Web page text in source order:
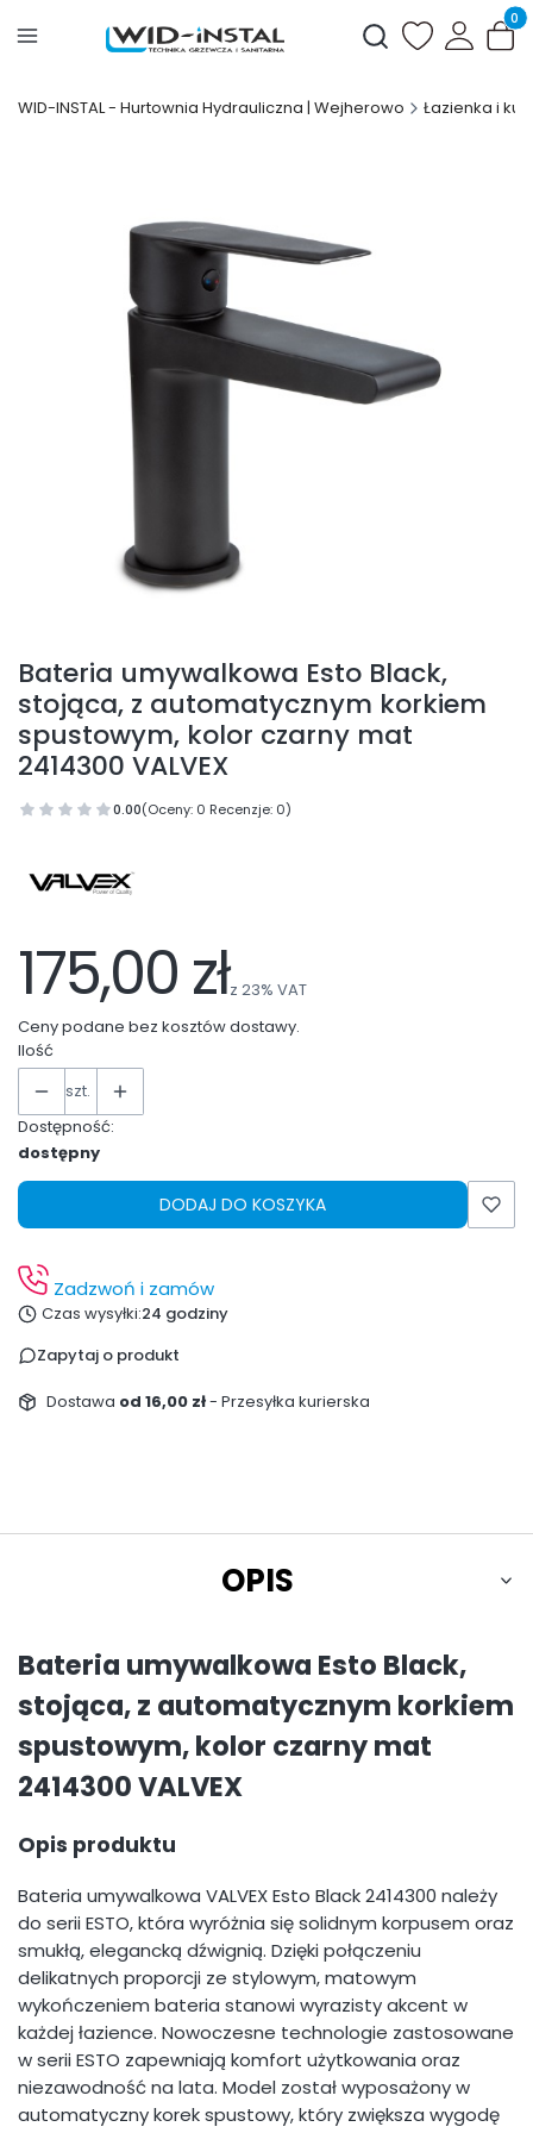
Otwórz
WID-INSTAL - Hurtownia Hydrauliczna | Wejherowo Łazienka i
Bateria umywalkowa Esto Black,
stojąca, z automatycznym korkiem
spustowym, kolor czarny mat
2414300 VALVEX
0.00(Oceny: 0 Recenzje: 0)
175,00 złz 23% VAT
Ceny podane bez kosztów dostawy.
Ilość
szt.
Dostępność:
dostępny
DODAJ DO KOSZYKA
Zadzwoń i zamów
Czas wysyłki:24 godziny
Zapytaj o produkt
Dostawa od 16,00 zł- Przesyłka kurierska
OPIS
Bateria umywalkowa Esto Black,
stojąca, z automatycznym korkiem
spustowym, kolor czarny mat
2414300 VALVEX
Opis produktu
Bateria umywalkowa VALVEX Esto Black 2414300 należy
do serii ESTO, która wyróżnia się solidnym korpusem oraz
smukłą, elegancką dźwignią. Dzięki połączeniu
delikatnych proporcji ze stylowym, matowym
wykończeniem bateria stanowi wyrazisty akcent w
każdej łazience. Nowoczesne technologie zastosowane
w serii ESTO zapewniają komfort użytkowania oraz
niezawodność na lata. Model został wyposażony w
automatyczny korek spustowy, który zwiększa wygodę